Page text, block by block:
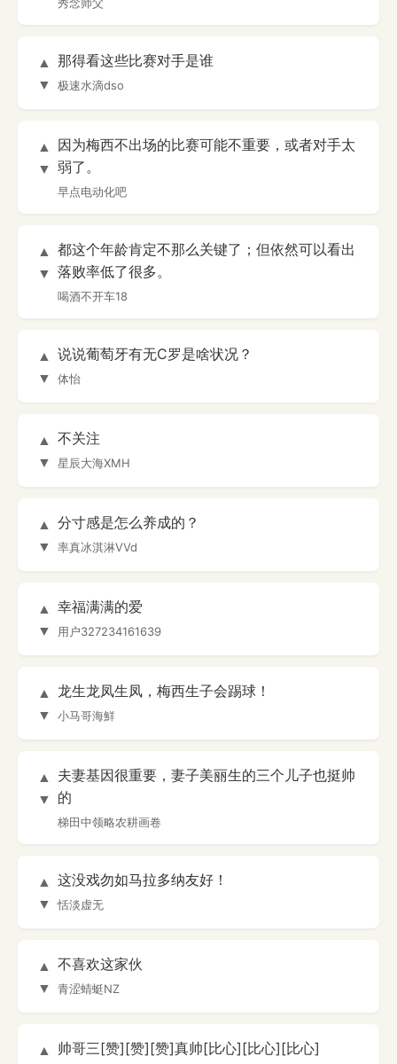
▲
▼
那得看这些比赛对手是谁
极速水滴dso
▲
▼
因为梅西不出场的比赛可能不重要，或者对手太
弱了。
早点电动化吧
▲
▼
都这个年龄肯定不那么关键了；但依然可以看出
落败率低了很多。
喝酒不开车18
▲
▼
说说葡萄牙有无C罗是啥状况？
体怡
▲
▼
不关注
星辰大海XMH
▲
▼
分寸感是怎么养成的？
率真冰淇淋VVd
▲
▼
幸福满满的爱
用户327234161639
▲
▼
龙生龙凤生凤，梅西生子会踢球！
小马哥海鮮
▲
▼
夫妻基因很重要，妻子美丽生的三个儿子也挺帅
的
梯田中领略农耕画卷
▲
▼
这没戏勿如马拉多纳友好！
恬淡虚无
▲
▼
不喜欢这家伙
青涩蜻蜓NZ
▲
帅哥三[赞][赞][赞]真帅[比心][比心][比心]